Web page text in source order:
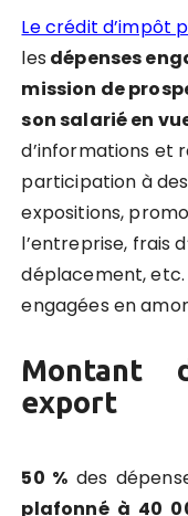
Le crédit d’impôt
les dépenses
mission de
son salarié en
d’informations et
participation à
expositions,
l’entreprise, frais
déplacement,
engagées en
Montant
export
50 % des
plafonné à 40